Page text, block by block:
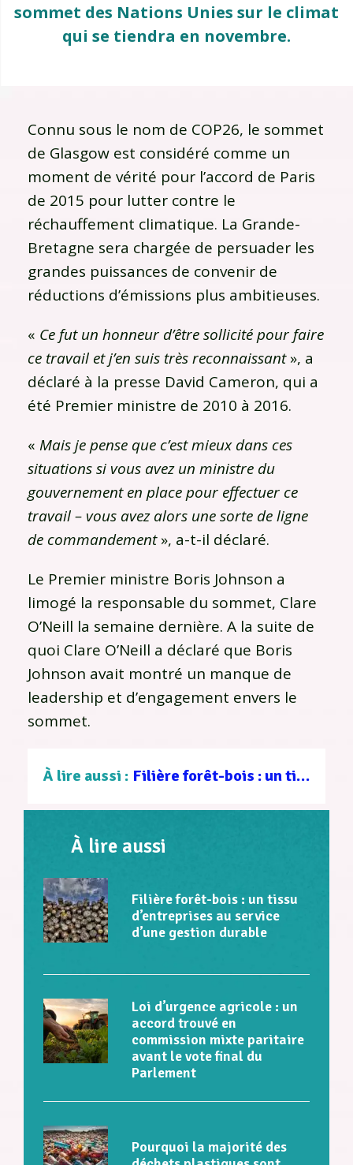
sommet des Nations Unies sur le climat
qui se tiendra en novembre.
Connu sous le nom de COP26, le sommet
de Glasgow est considéré comme un
moment de vérité pour l’accord de Paris
de 2015 pour lutter contre le
réchauffement climatique. La Grande-
Bretagne sera chargée de persuader les
grandes puissances de convenir de
réductions d’émissions plus ambitieuses.
« Ce fut un honneur d’être sollicité pour faire
ce travail et j’en suis très reconnaissant», a
déclaré à la presse David Cameron, qui a
été Premier ministre de 2010 à 2016.
« Mais je pense que c’est mieux dans ces
situations si vous avez un ministre du
gouvernement en place pour effectuer ce
travail – vous avez alors une sorte de ligne
de commandement», a-t-il déclaré.
Le Premier ministre Boris Johnson a
limogé la responsable du sommet, Clare
O’Neill la semaine dernière. A la suite de
quoi Clare O’Neill a déclaré que Boris
Johnson avait montré un manque de
leadership et d’engagement envers le
sommet.
À lire aussi : Filière forêt-bois : un tissu d’entreprises au service d’une gestion durable
À lire aussi
Filière forêt-bois : un tissu
d’entreprises au service
d’une gestion durable
Loi d’urgence agricole : un
accord trouvé en
commission mixte paritaire
avant le vote final du
Parlement
Pourquoi la majorité des